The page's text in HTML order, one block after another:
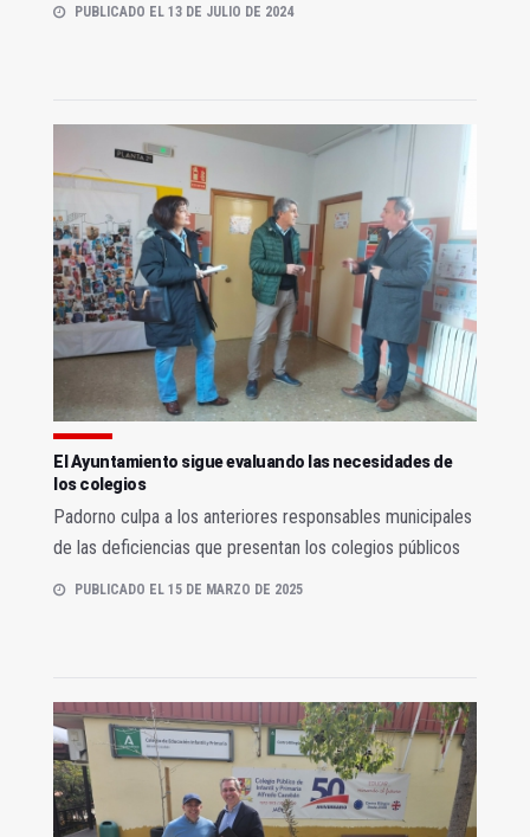
PUBLICADO EL 13 DE JULIO DE 2024
El Ayuntamiento sigue evaluando las necesidades de
los colegios
Padorno culpa a los anteriores responsables municipales
de las deficiencias que presentan los colegios públicos
PUBLICADO EL 15 DE MARZO DE 2025